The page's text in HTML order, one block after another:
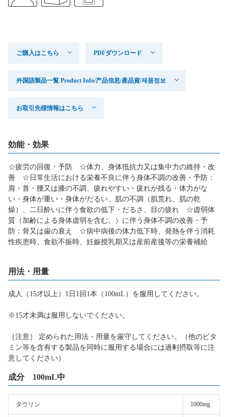
ご購入はこちら PDFダウンロード
外国語製品一覧 Product Info/产品信息/產品資/제품정보
お取引先様情報はこちら
効能・効果
☆疲労の回復・予防 ☆体力、身体抵抗力又は集中力の維持・改
善 ☆日常生活における栄養不良に伴う身体不調の改善・予防：
肩・首・腰又は膝の不調、疲れやすい・疲れが残る・体力がな
い・身体が重い・身体がだるい、肌の不調（肌荒れ、肌の乾
燥）、二日酔いに伴う食欲の低下・だるさ、目の疲れ ☆虚弱体
質（加齢による身体虚弱を含む。）に伴う身体不調の改善・予
防：骨又は歯の衰え ☆病中病後の体力低下時、発熱を伴う消耗
性疾患時、食欲不振時、妊娠授乳期又は産前産後等の栄養補給
用法・用量
成人（15才以上）1日1回1本（100mL）を服用してください。
※15才未満は服用しないでください。
［注意］ 定められた用法・用量を厳守してください。（他のビタ
ミン等を含有する製品を同時に服用する場合には過剰摂取等に注
意してください）
成分 100mL中
タウリン 1000mg